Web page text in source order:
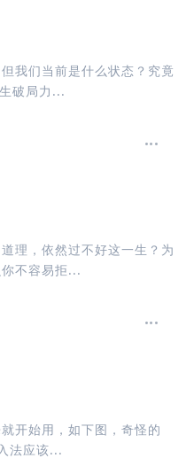
我们当前是什么状态？究竟
破局力...
理，依然过不好这一生？为
不容易拒...
开始用，如下图，奇怪的
法应该...